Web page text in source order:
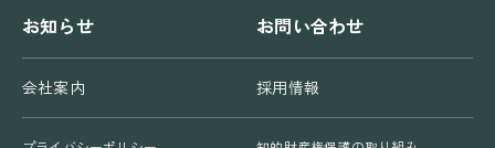
お知らせ
お問い合わせ
会社案内 採用情報